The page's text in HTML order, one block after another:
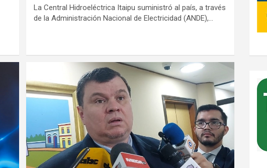
La Central Hidroeléctrica Itaipu suministró al país, a través
de la Administración Nacional de Electricidad (ANDE),…